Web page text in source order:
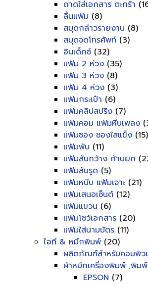
ถาดใส่เอกสาร ตะกร้า
ลิ้นแฟ้ม (8)
สมุดกล่าวรายงาน (8)
สมุดจดโทรศัพท์ (3)
อินเด็กซ์ (32)
แฟ้ม 2 ห่วง (35)
แฟ้ม 3 ห่วง (8)
แฟ้ม 4 ห่วง (3)
แฟ้มกระเป๋า (6)
แฟ้มคลิปสปริง (7)
แฟ้มคอม แฟ้มหีบเพลง
แฟ้มซอง ซองใสแข็ง (15)
แฟ้มพับ (11)
แฟ้มสันกว้าง ก้านยก
แฟ้มสันรูด (5)
แฟ้มหนีบ แฟ้มเจาะ (21)
แฟ้มเสนอเซ็นต์ (12)
แฟ้มแขวน (6)
แฟ้มโชว์เอกสาร (20)
แฟ้มใส่นามบัตร (11)
ไอที & หมึกพิมพ์ (20)
ผลิตภัณฑ์สำหรับคอมพิว
ผ้าหมึกเครื่องพิมพ์ ,พิม
EPSON (7)